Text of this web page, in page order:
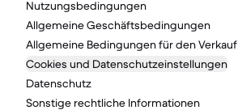
Nutzungsbedingungen
Allgemeine Geschäftsbedingungen
Allgemeine Bedingungen für den Verkauf
Cookies und Datenschutzeinstellungen
Datenschutz
Sonstige rechtliche Informationen